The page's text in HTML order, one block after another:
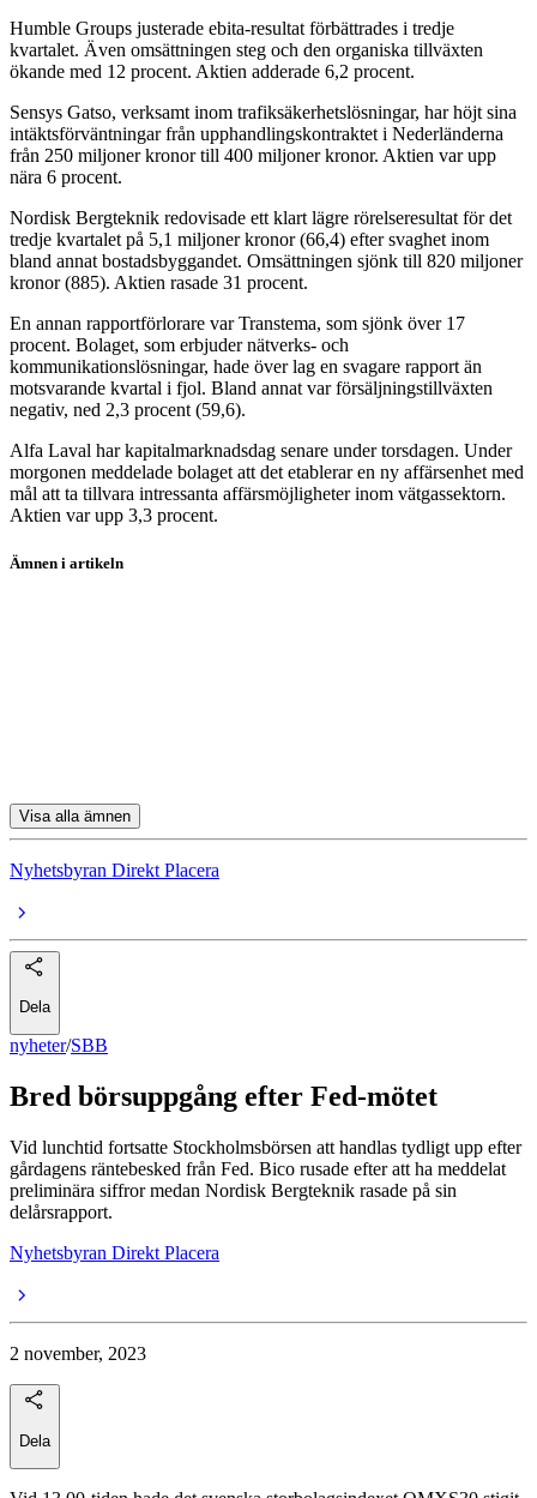
Humble Groups justerade ebita-resultat förbättrades i tredje
kvartalet. Även omsättningen steg och den organiska tillväxten
ökande med 12 procent. Aktien adderade 6,2 procent.
Sensys Gatso, verksamt inom trafiksäkerhetslösningar, har höjt sina
intäktsförväntningar från upphandlingskontraktet i Nederländerna
från 250 miljoner kronor till 400 miljoner kronor. Aktien var upp
nära 6 procent.
Nordisk Bergteknik redovisade ett klart lägre rörelseresultat för det
tredje kvartalet på 5,1 miljoner kronor (66,4) efter svaghet inom
bland annat bostadsbyggandet. Omsättningen sjönk till 820 miljoner
kronor (885). Aktien rasade 31 procent.
En annan rapportförlorare var Transtema, som sjönk över 17
procent. Bolaget, som erbjuder nätverks- och
kommunikationslösningar, hade över lag en svagare rapport än
motsvarande kvartal i fjol. Bland annat var försäljningstillväxten
negativ, ned 2,3 procent (59,6).
Alfa Laval har kapitalmarknadsdag senare under torsdagen. Under
morgonen meddelade bolaget att det etablerar en ny affärsenhet med
mål att ta tillvara intressanta affärsmöjligheter inom vätgassektorn.
Aktien var upp 3,3 procent.
Ämnen i artikeln
Visa alla ämnen
Nyhetsbyran Direkt Placera
Dela
nyheter/SBB
Bred börsuppgång efter Fed-mötet
Vid lunchtid fortsatte Stockholmsbörsen att handlas tydligt upp efter
gårdagens räntebesked från Fed. Bico rusade efter att ha meddelat
preliminära siffror medan Nordisk Bergteknik rasade på sin
delårsrapport.
Nyhetsbyran Direkt Placera
2 november, 2023
Dela